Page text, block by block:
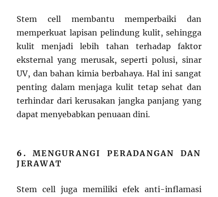
Stem cell membantu memperbaiki dan
memperkuat lapisan pelindung kulit, sehingga
kulit menjadi lebih tahan terhadap faktor
eksternal yang merusak, seperti polusi, sinar
UV, dan bahan kimia berbahaya. Hal ini sangat
penting dalam menjaga kulit tetap sehat dan
terhindar dari kerusakan jangka panjang yang
dapat menyebabkan penuaan dini.
6.MENGURANGI PERADANGAN DAN
JERAWAT
Stem cell juga memiliki efek anti-inflamasi